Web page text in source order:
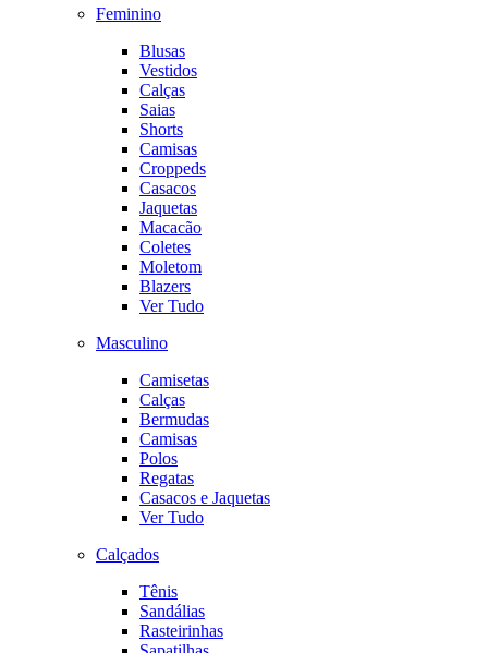
Feminino
Blusas
Vestidos
Calças
Saias
Shorts
Camisas
Croppeds
Casacos
Jaquetas
Macacão
Coletes
Moletom
Blazers
Ver Tudo
Masculino
Camisetas
Calças
Bermudas
Camisas
Polos
Regatas
Casacos e Jaquetas
Ver Tudo
Calçados
Tênis
Sandálias
Rasteirinhas